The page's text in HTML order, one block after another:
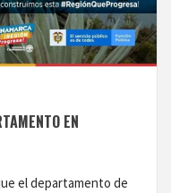
EN
el departamento de